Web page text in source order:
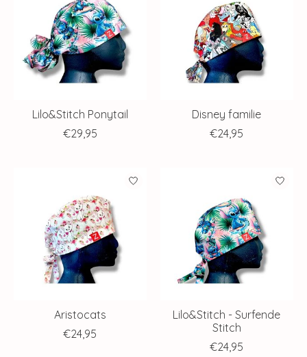
Lilo&Stitch Ponytail
€29,95
Disney familie
€24,95
Aristocats
€24,95
Lilo&Stitch - Surfende
Stitch
€24,95